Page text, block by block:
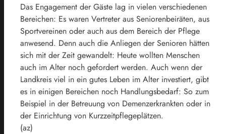
Das Engagement der Gäste lag in vielen verschiedenen
Bereichen: Es waren Vertreter aus Seniorenbeiräten, aus
Sportvereinen oder auch aus dem Bereich der Pflege
anwesend. Denn auch die Anliegen der Senioren hätten
sich mit der Zeit gewandelt: Heute wollten Menschen
auch im Alter noch gefordert werden. Auch wenn der
Landkreis viel in ein gutes Leben im Alter investiert, gibt
es in einigen Bereichen noch Handlungsbedarf: So zum
Beispiel in der Betreuung von Demenzerkrankten oder in
der Einrichtung von Kurzzeitpflegeplätzen.
(az)